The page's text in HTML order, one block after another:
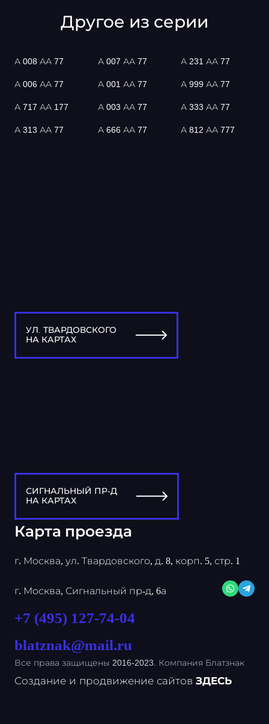
Другое из серии
А 008 АА 77 А 007 АА 77 А 231 АА 77
А 006 АА 77 А 001 АА 77 А 999 АА 77
А 717 АА 177 А 003 АА 77 А 333 АА 77
А 313 АА 77 А 666 АА 77 А 812 АА 777
УЛ. ТВАРДОВСКОГО
НА КАРТАХ
СИГНАЛЬНЫЙ ПР-Д
НА КАРТАХ
Карта проезда
г. Москва, ул. Твардовского, д. 8, корп. 5, стр. 1
г. Москва, Сигнальный пр-д, 6а
+7 (495) 127-74-04
blatznak@mail.ru
Все права защищены 2016-2023. Компания Блатзнак
Создание и продвижение сайтов ЗДЕСЬ